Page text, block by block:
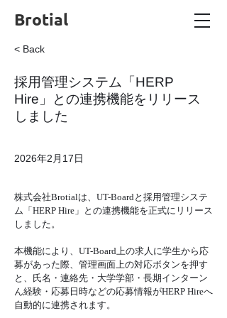
Brotial
< Back
採用管理システム「HERP
Hire」との連携機能をリリース
しました
2026年2月17日
株式会社Brotialは、UT-Boardと採用管理システ
ム「HERP Hire」との連携機能を正式にリリース
しました。
本機能により、UT-Board上の求人に学生から応
募があった際、管理画面上の対応ボタンを押す
と、氏名・連絡先・大学学部・長期インターン
ん経験・応募日時などの応募情報がHERP Hireへ
自動的に連携されます。